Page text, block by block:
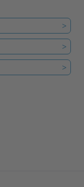
>
>
>